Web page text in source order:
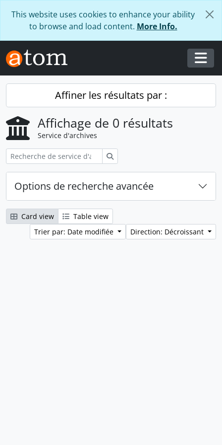
This website uses cookies to enhance your ability
to browse and load content. More Info.
Affiner les résultats par :
Affichage de 0 résultats
Service d'archives
Options de recherche avancée
Card view
Table view
Trier par: Date modifiée
Direction: Décroissant